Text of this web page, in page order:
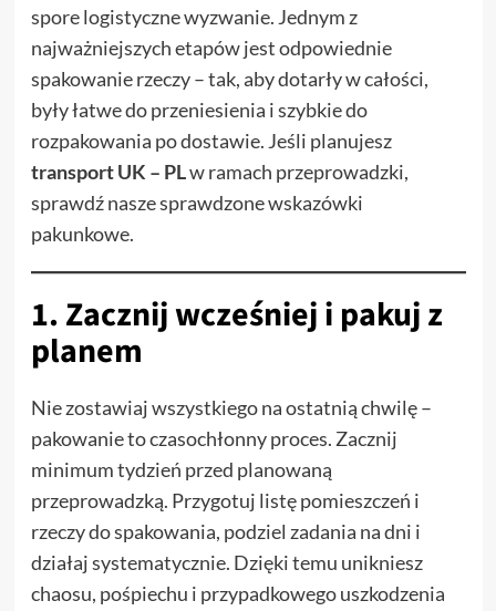
spore logistyczne wyzwanie. Jednym z
najważniejszych etapów jest odpowiednie
spakowanie rzeczy – tak, aby dotarły w całości,
były łatwe do przeniesienia i szybkie do
rozpakowania po dostawie. Jeśli planujesz
transport UK – PLw ramach przeprowadzki,
sprawdź nasze sprawdzone wskazówki
pakunkowe.
1. Zacznij wcześniej i pakuj z
planem
Nie zostawiaj wszystkiego na ostatnią chwilę –
pakowanie to czasochłonny proces. Zacznij
minimum tydzień przed planowaną
przeprowadzką. Przygotuj listę pomieszczeń i
rzeczy do spakowania, podziel zadania na dni i
działaj systematycznie. Dzięki temu unikniesz
chaosu, pośpiechu i przypadkowego uszkodzenia